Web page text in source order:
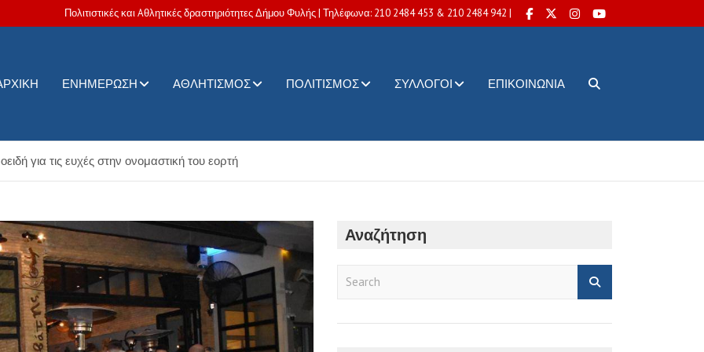
Πολιτιστικές και Aθλητικές δραστηριότητες Δήμου Φυλής | Τηλέφωνα: 210 2484 453 & 210 2484 942 |
Δήμου Φυλής
ΕΝΗΜΈΡΩΣΗ ΑΘΛΗΤΙΣΜΌΣ ΠΟΛΙΤΙΣΜΌΣ ΣΎΛΛΟΓΟΙ ΕΠΙΚΟΙΝΩΝΊΑ
για τις ευχές στην ονομαστική του εορτή
Αναζήτηση
r